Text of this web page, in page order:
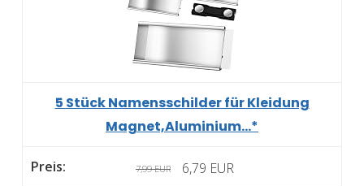
5 Stück Namensschilder für Kleidung
Magnet,Aluminium...*
7,99 EUR 6,79 EUR